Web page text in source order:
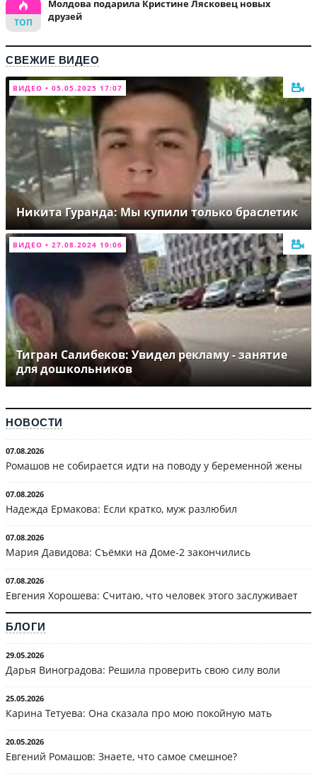
Молдова подарила Кристине Лясковец новых
друзей
СВЕЖИЕ ВИДЕО
ВИДЕО • 05.05.2025 17:07
Никита Гуранда: Мы купили только браслетик
ВИДЕО • 27.08.2024 19:06
Тигран Салибеков: Увидел рекламу - занятие
для дошкольников
НОВОСТИ
07.08.2026
Ромашов не собирается идти на поводу у беременной жены
07.08.2026
Надежда Ермакова: Если кратко, муж разлюбил
07.08.2026
Мария Давидова: Съёмки на Доме-2 закончились
07.08.2026
Евгения Хорошева: Считаю, что человек этого заслуживает
БЛОГИ
29.05.2026
Дарья Виноградова: Решила проверить свою силу воли
25.05.2026
Карина Тетуева: Она сказала про мою покойную мать
20.05.2026
Евгений Ромашов: Знаете, что самое смешное?